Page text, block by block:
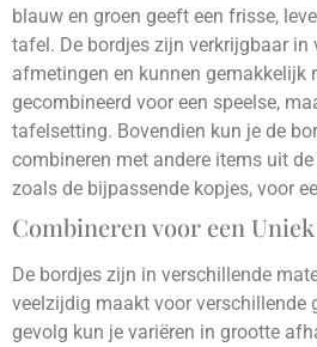
blauw en groen geeft een frisse,
tafel. De bordjes zijn verkrijgbaar in
afmetingen en kunnen gemakkelijk
gecombineerd voor een speelse,
tafelsetting. Bovendien kun je de
combineren met andere items uit
zoals de bijpassende kopjes, voor
Combineren voor een
De bordjes zijn in verschillende
veelzijdig maakt voor verschillende
gevolg kun je variëren in grootte